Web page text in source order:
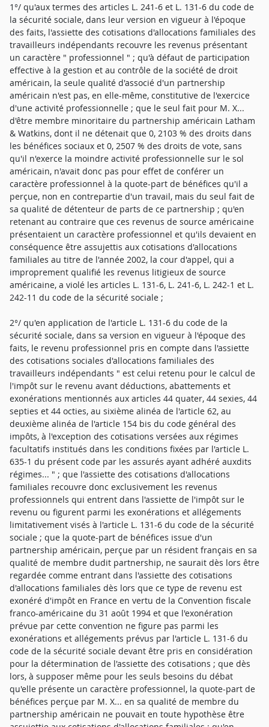
1°/ qu'aux termes des articles L. 241-6 et L. 131-6 du code de
la sécurité sociale, dans leur version en vigueur à l'époque
des faits, l'assiette des cotisations d'allocations familiales des
travailleurs indépendants recouvre les revenus présentant
un caractère " professionnel " ; qu'à défaut de participation
effective à la gestion et au contrôle de la société de droit
américain, la seule qualité d'associé d'un partnership
américain n'est pas, en elle-même, constitutive de l'exercice
d'une activité professionnelle ; que le seul fait pour M. X...
d'être membre minoritaire du partnership américain Latham
& Watkins, dont il ne détenait que 0, 2103 % des droits dans
les bénéfices sociaux et 0, 2507 % des droits de vote, sans
qu'il n'exerce la moindre activité professionnelle sur le sol
américain, n'avait donc pas pour effet de conférer un
caractère professionnel à la quote-part de bénéfices qu'il a
perçue, non en contrepartie d'un travail, mais du seul fait de
sa qualité de détenteur de parts de ce partnership ; qu'en
retenant au contraire que ces revenus de source américaine
présentaient un caractère professionnel et qu'ils devaient en
conséquence être assujettis aux cotisations d'allocations
familiales au titre de l'année 2002, la cour d'appel, qui a
improprement qualifié les revenus litigieux de source
américaine, a violé les articles L. 131-6, L. 241-6, L. 242-1 et L.
242-11 du code de la sécurité sociale ;
2°/ qu'en application de l'article L. 131-6 du code de la
sécurité sociale, dans sa version en vigueur à l'époque des
faits, le revenu professionnel pris en compte dans l'assiette
des cotisations sociales d'allocations familiales des
travailleurs indépendants " est celui retenu pour le calcul de
l'impôt sur le revenu avant déductions, abattements et
exonérations mentionnés aux articles 44 quater, 44 sexies, 44
septies et 44 octies, au sixième alinéa de l'article 62, au
deuxième alinéa de l'article 154 bis du code général des
impôts, à l'exception des cotisations versées aux régimes
facultatifs institués dans les conditions fixées par l'article L.
635-1 du présent code par les assurés ayant adhéré auxdits
régimes... " ; que l'assiette des cotisations d'allocations
familiales recouvre donc exclusivement les revenus
professionnels qui entrent dans l'assiette de l'impôt sur le
revenu ou figurent parmi les exonérations et allégements
limitativement visés à l'article L. 131-6 du code de la sécurité
sociale ; que la quote-part de bénéfices issue d'un
partnership américain, perçue par un résident français en sa
qualité de membre dudit partnership, ne saurait dès lors être
regardée comme entrant dans l'assiette des cotisations
d'allocations familiales dès lors que ce type de revenu est
exonéré d'impôt en France en vertu de la Convention fiscale
franco-américaine du 31 août 1994 et que l'exonération
prévue par cette convention ne figure pas parmi les
exonérations et allégements prévus par l'article L. 131-6 du
code de la sécurité sociale devant être pris en considération
pour la détermination de l'assiette des cotisations ; que dès
lors, à supposer même pour les seuls besoins du débat
qu'elle présente un caractère professionnel, la quote-part de
bénéfices perçue par M. X... en sa qualité de membre du
partnership américain ne pouvait en toute hypothèse être